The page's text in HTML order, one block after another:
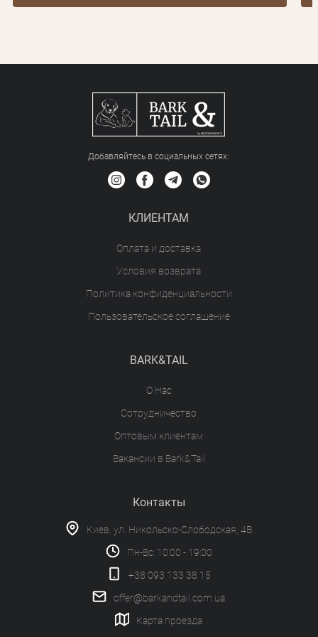
Добавляйтесь в социальных сетяx:
КЛИЕНТАМ
Оплата и доставка
Условия возврата
Политика конфиденциальности
Пользовательское соглашение
BARK&TAIL
О Нас
Сотрудничество
Оптовым клиентам
Вакансии в Bark&Tail
Контакты
Киев, ул. Никольско-Слободская, 4В
Пн-Вс: 10:00 - 19:00
+38 093 133 38 15
offer@barkandtail.com.ua
Карта проезда